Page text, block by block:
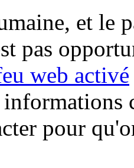
et le
pas
web activé
pour